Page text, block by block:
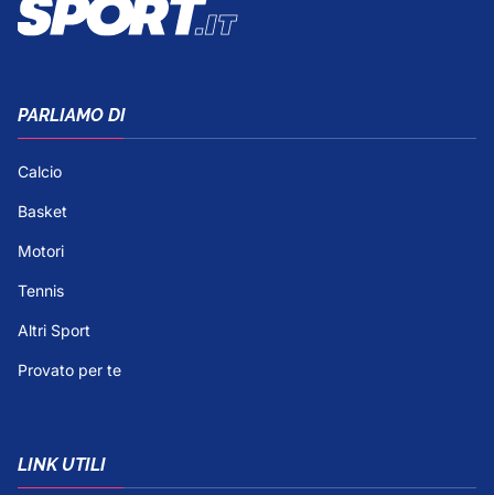
PARLIAMO DI
Calcio
Basket
Motori
Tennis
Altri Sport
Provato per te
LINK UTILI